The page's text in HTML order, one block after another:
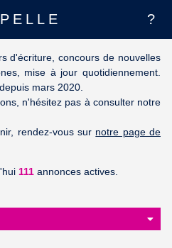
?
d'écriture, concours de nouvelles
mise à jour quotidiennement.
mars 2020.
n'hésitez pas à consulter notre
rendez-vous sur notre page de
111 annonces actives.